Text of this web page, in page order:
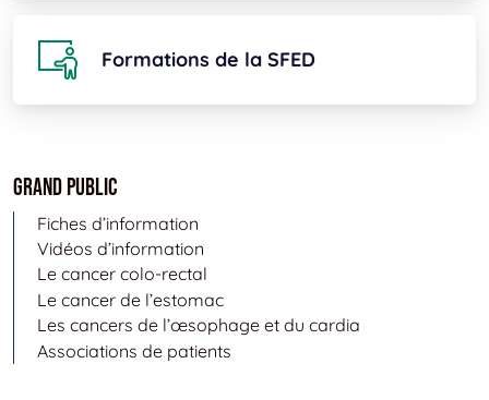
Formations de la SFED
Grand public
Fiches d’information
Vidéos d’information
Le cancer colo-rectal
Le cancer de l’estomac
Les cancers de l’œsophage et du cardia
Associations de patients